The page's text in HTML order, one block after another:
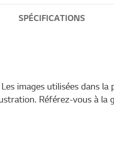
SPÉCIFICATIONS
Les images utilisées dans
Référez-vous à la